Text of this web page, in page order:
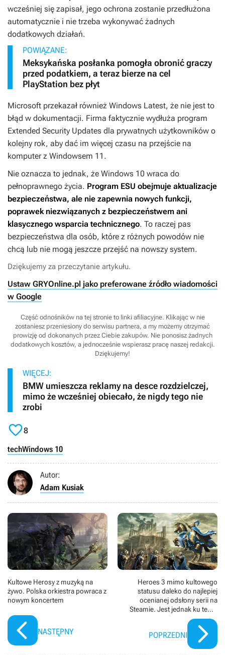
wcześniej się zapisał, jego ochrona zostanie przedłużona
automatycznie i nie trzeba wykonywać żadnych
dodatkowych działań.
POWIĄZANE:
Meksykańska posłanka pomogła obronić graczy
przed podatkiem, a teraz bierze na cel
PlayStation bez płyt
Microsoft przekazał również Windows Latest, że nie jest to
błąd w dokumentacji. Firma faktycznie wydłuża program
Extended Security Updates dla prywatnych użytkowników o
kolejny rok, aby dać im więcej czasu na przejście na
komputer z Windowsem 11.
Nie oznacza to jednak, że Windows 10 wraca do
pełnoprawnego życia. Program ESU obejmuje aktualizacje
bezpieczeństwa, ale nie zapewnia nowych funkcji,
poprawek niezwiązanych z bezpieczeństwem ani
klasycznego wsparcia technicznego. To raczej pas
bezpieczeństwa dla osób, które z różnych powodów nie
chcą lub nie mogą jeszcze przejść na nowszy system.
Dziękujemy za przeczytanie artykułu.
Ustaw GRYOnline.pl jako preferowane źródło wiadomości
w Google
Część odnośników na tej stronie to linki afiliacyjne. Klikając w nie
zostaniesz przeniesiony do serwisu partnera, a my możemy otrzymać
prowizję od dokonanych przez Ciebie zakupów. Nie ponosisz żadnych
dodatkowych kosztów, a jednocześnie wspierasz pracę naszej redakcji.
Dziękujemy!
WIĘCEJ:
BMW umieszcza reklamy na desce rozdzielczej,
mimo że wcześniej obiecało, że nigdy tego nie
zrobi
8
techWindows 10
Autor:
Adam Kusiak
Kultowe Herosy z muzyką na
żywo. Polska orkiestra powraca z
nowym koncertem
NASTĘPNY
Heroes 3 mimo kultowego
statusu daleko do najlepiej
ocenianej odsłony serii na
Steamie. Jest jednak ku temu
dobry powód
POPRZEDNI